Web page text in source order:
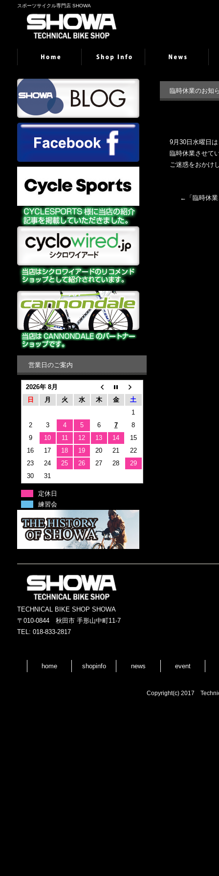
スポーツサイクル専門店 SHOWA
臨時休業のお知
9月30日水曜日
臨時休業させて
ご迷惑をおかけ
←「 臨時休
営業日のご案内
2026年 8月
日
月 火 水 木 金
土
1
2
3 4 5 6 7
8
9
10 11 12 13 14
15
16
17 18 19 20 21
22
23
24 25 26 27 28
29
30
31
定休日
練習会
TECHNICAL BIKE SHOP SHOWA
〒010-0844 秋田市 手形山中町11-7
TEL: 018-833-2817
home shopinfo news event
Copyright(c) 2017